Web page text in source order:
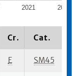
2021 2022
Cr. Cat.
E SM45